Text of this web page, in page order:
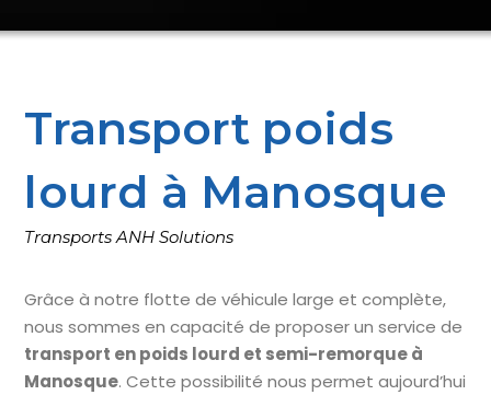
Transport poids
lourd à Manosque
Transports ANH Solutions
Grâce à notre flotte de véhicule large et complète,
nous sommes en capacité de proposer un service de
transport en poids lourd et semi-remorque à
Manosque. Cette possibilité nous permet aujourd’hui